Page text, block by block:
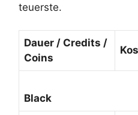
teuerste.
Dauer / Credits /
Coins
Black